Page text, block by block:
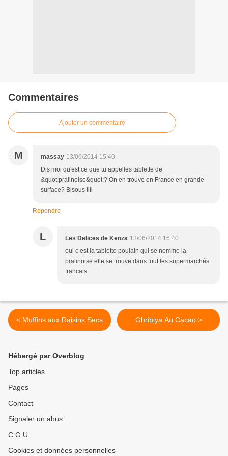
Commentaires
Ajouter un commentaire
M massay 13/06/2014 15:40
Dis moi qu'est ce que tu appelles tablette de
&quot;pralinoise&quot;? On en trouve en France en grande
surface? Bisous lili
Répondre
L Les Delices de Kenza 13/06/2014 16:40
oui c est la tablette poulain qui se nomme la
pralinoise elle se trouve dans tout les supermarchés
francais
< Muffins aux Raisins Secs Ghribiya Au Cacao >
Hébergé par Overblog
Top articles
Pages
Contact
Signaler un abus
C.G.U.
Cookies et données personnelles